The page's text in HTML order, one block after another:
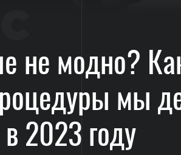
не модно?
мы
2023 году